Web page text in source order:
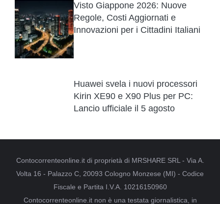
Visto Giappone 2026: Nuove
Regole, Costi Aggiornati e
Innovazioni per i Cittadini Italiani
Huawei svela i nuovi processori
Kirin XE90 e X90 Plus per PC:
Lancio ufficiale il 5 agosto
Contocorrenteonline.it di proprietà di MRSHARE SRL - Via A.
Volta 16 - Palazzo C, 20093 Cologno Monzese (MI) - Codice
Fiscale e Partita I.V.A. 10216150960
Contocorrenteonline.it non è una testata giornalistica, in